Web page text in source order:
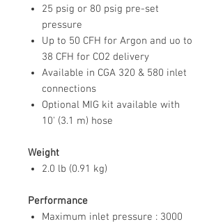
25 psig or 80 psig pre-set
pressure
Up to 50 CFH for Argon and uo to
38 CFH for CO2 delivery
Available in CGA 320 & 580 inlet
connections
Optional MIG kit available with
10' (3.1 m) hose
Weight
2.0 lb (0.91 kg)
Performance
Maximum inlet pressure : 3000